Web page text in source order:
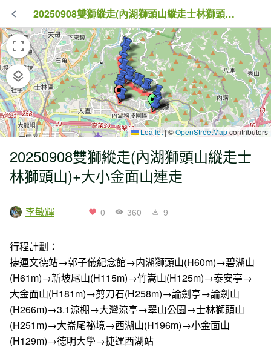
20250908雙獅縱走(內湖獅頭山縱走士林獅頭山)+大小金面山連走
Leaflet|©OpenStreetMapcontributors
20250908雙獅縱走(內湖獅頭山縱走士
林獅頭山)+大小金面山連走
李敏輝 0 360 9
行程計劃：
捷運文德站→郭子儀紀念館→内湖獅頭山(H60m)→碧湖山
(H61m)→新坡尾山(H115m)→竹嵩山(H125m)→泰安亭→
大金面山(H181m)→剪刀石(H258m)→論劍亭→論劍山
(H266m)→3.1涼棚→大灣涼亭→翠山公園→士林獅頭山
(H251m)→大崙尾祕境→西湖山(H196m)→小金面山
(H129m)→德明大學→捷運西湖站